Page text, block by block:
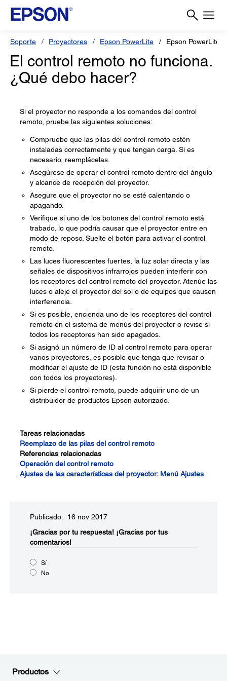
Soporte Proyectores Epson PowerLite Epson PowerLite
El control remoto no funciona.
¿Qué debo hacer?
Si el proyector no responde a los comandos del control
remoto, pruebe las siguientes soluciones:
Compruebe que las pilas del control remoto estén
instaladas correctamente y que tengan carga. Si es
necesario, reemplácelas.
Asegúrese de operar el control remoto dentro del ángulo
y alcance de recepción del proyector.
Asegure que el proyector no se esté calentando o
apagando.
Verifique si uno de los botones del control remoto está
trabado, lo que podría causar que el proyector entre en
modo de reposo. Suelte el botón para activar el control
remoto.
Las luces fluorescentes fuertes, la luz solar directa y las
señales de dispositivos infrarrojos pueden interferir con
los receptores del control remoto del proyector. Atenúe las
luces o aleje el proyector del sol o de equipos que causen
interferencia.
Si es posible, encienda uno de los receptores del control
remoto en el sistema de menús del proyector o revise si
todos los receptores han sido apagados.
Si asignó un número de ID al control remoto para operar
varios proyectores, es posible que tenga que revisar o
modificar el ajuste de ID (esta función no está disponible
con todos los proyectores).
Si pierde el control remoto, puede adquirir uno de un
distribuidor de productos Epson autorizado.
Tareas relacionadas
Reemplazo de las pilas del control remoto
Referencias relacionadas
Operación del control remoto
Ajustes de las características del proyector: Menú Ajustes
Publicado: 16 nov 2017
¡Gracias por tu respuesta! ¡Gracias por tus
comentarios!
Sí
No
Productos